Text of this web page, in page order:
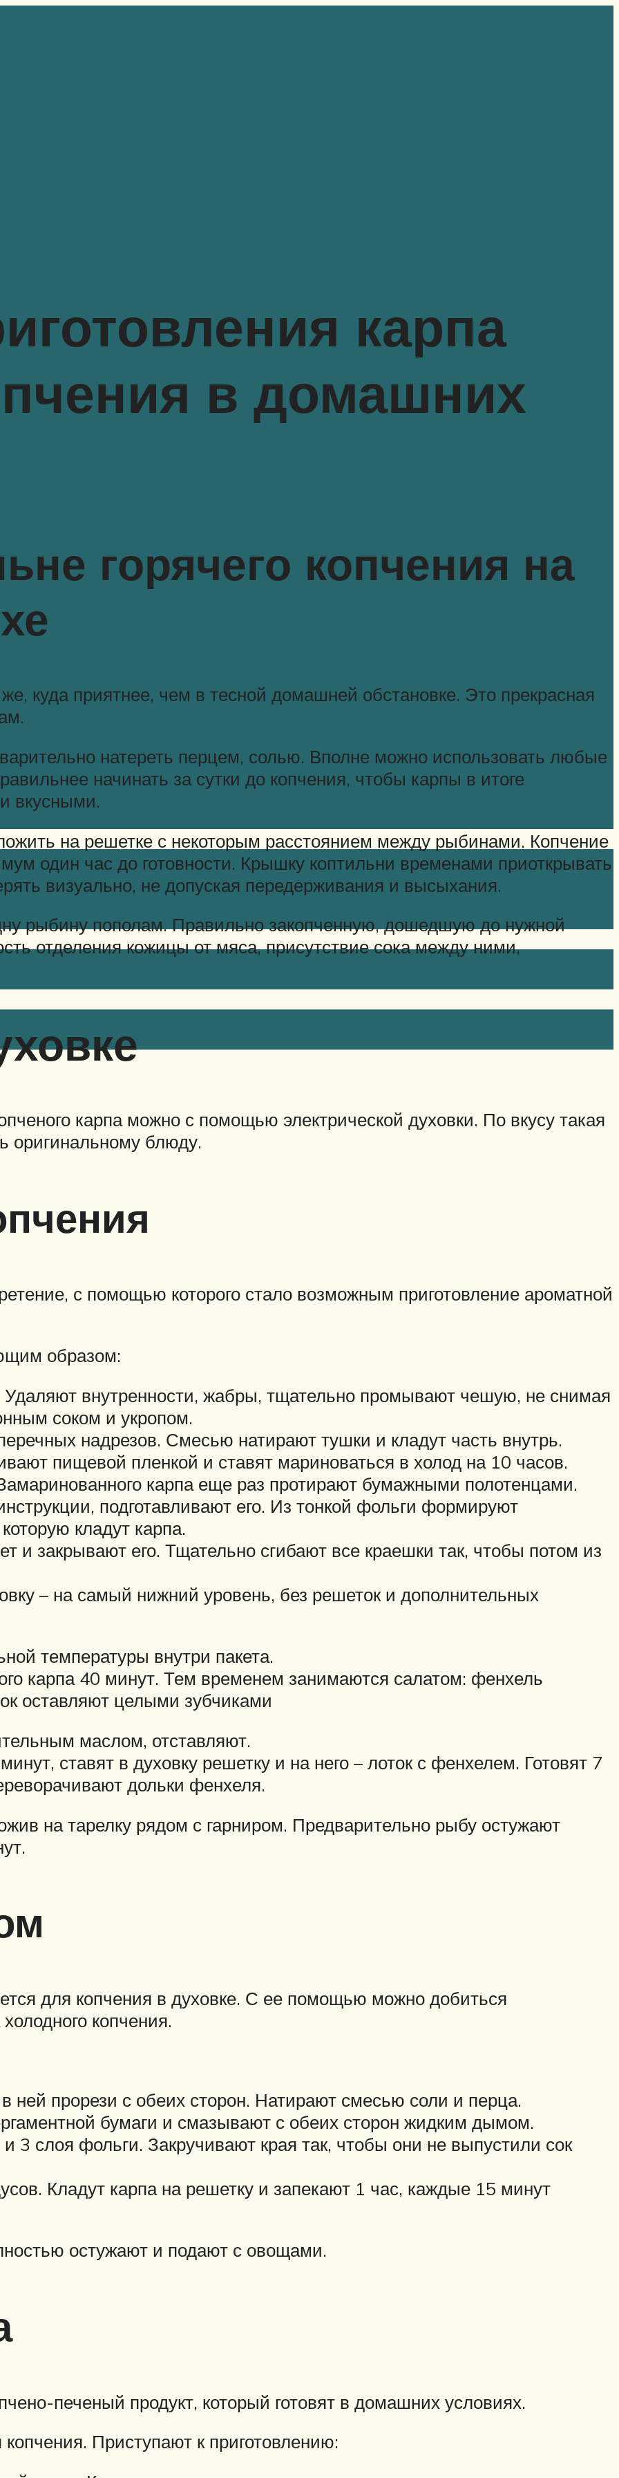
карпа
в домашних
горячего копчения на
куда приятнее, чем в тесной домашней обстановке. Это прекрасная
натереть перцем, солью. Вполне можно использовать любые
начинать за сутки до копчения, чтобы карпы в итоге
вкусными.
на решетке с некоторым расстоянием между рыбинами. Копчение
один час до готовности. Крышку коптильни временами приоткрывать
визуально, не допуская передерживания и высыхания.
рыбину пополам. Правильно закопченную, дошедшую до нужной
отделения кожицы от мяса, присутствие сока между ними,
карпа можно с помощью электрической духовки. По вкусу такая
оригинальному блюду.
с помощью которого стало возможным приготовление ароматной
образом:
Удаляют внутренности, жабры, тщательно промывают чешую, не снимая
соком и укропом.
надрезов. Смесью натирают тушки и кладут часть внутрь.
пищевой пленкой и ставят мариноваться в холод на 10 часов.
карпа еще раз протирают бумажными полотенцами.
подготавливают его. Из тонкой фольги формируют
кладут карпа.
и закрывают его. Тщательно сгибают все краешки так, чтобы потом из
– на самый нижний уровень, без решеток и дополнительных
температуры внутри пакета.
карпа 40 минут. Тем временем занимаются салатом: фенхель
оставляют целыми зубчиками
маслом, отставляют.
ставят в духовку решетку и на него – лоток с фенхелем. Готовят 7
дольки фенхеля.
на тарелку рядом с гарниром. Предварительно рыбу остужают
для копчения в духовке. С ее помощью можно добиться
копчения.
ней прорези с обеих сторон. Натирают смесью соли и перца.
бумаги и смазывают с обеих сторон жидким дымом.
3 слоя фольги. Закручивают края так, чтобы они не выпустили сок
Кладут карпа на решетку и запекают 1 час, каждые 15 минут
остужают и подают с овощами.
печеный продукт, который готовят в домашних условиях.
Приступают к приготовлению: